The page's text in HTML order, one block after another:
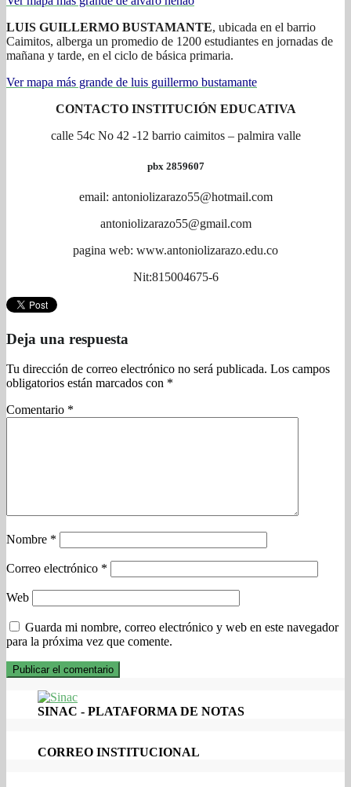
LUIS GUILLERMO BUSTAMANTE, ubicada en el barrio
Caimitos, alberga un promedio de 1200 estudiantes en jornadas de
mañana y tarde, en el ciclo de básica primaria.
Ver mapa más grande de luis guillermo bustamante
CONTACTO INSTITUCIÓN EDUCATIVA
calle 54c No 42 -12 barrio caimitos – palmira valle
pbx 2859607
email: antoniolizarazo55@hotmail.com
antoniolizarazo55@gmail.com
pagina web: www.antoniolizarazo.edu.co
Nit:815004675-6
Deja una respuesta
Tu dirección de correo electrónico no será publicada. Los campos
obligatorios están marcados con *
Comentario *
Nombre *
Correo electrónico *
Web
Guarda mi nombre, correo electrónico y web en este navegador
para la próxima vez que comente.
SINAC - PLATAFORMA DE NOTAS
CORREO INSTITUCIONAL